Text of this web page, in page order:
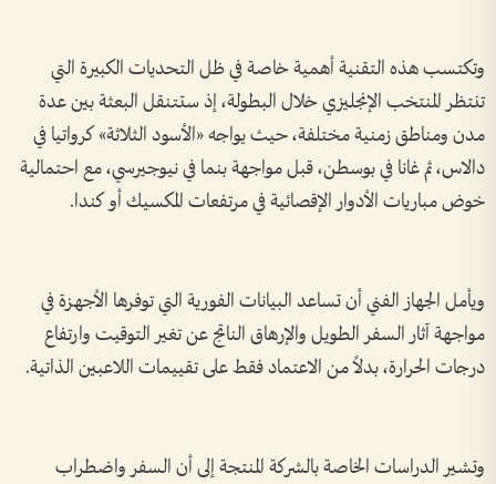
وتكتسب هذه التقنية أهمية خاصة في ظل التحديات الكبيرة التي
تنتظر المنتخب الإنجليزي خلال البطولة، إذ ستتنقل البعثة بين عدة
مدن ومناطق زمنية مختلفة، حيث يواجه «الأسود الثلاثة» كرواتيا في
دالاس، ثم غانا في بوسطن، قبل مواجهة بنما في نيوجيرسي، مع احتمالية
خوض مباريات الأدوار الإقصائية في مرتفعات المكسيك أو كندا.
ويأمل الجهاز الفني أن تساعد البيانات الفورية التي توفرها الأجهزة في
مواجهة آثار السفر الطويل والإرهاق الناتج عن تغير التوقيت وارتفاع
درجات الحرارة، بدلاً من الاعتماد فقط على تقييمات اللاعبين الذاتية.
وتشير الدراسات الخاصة بالشركة المنتجة إلى أن السفر واضطراب